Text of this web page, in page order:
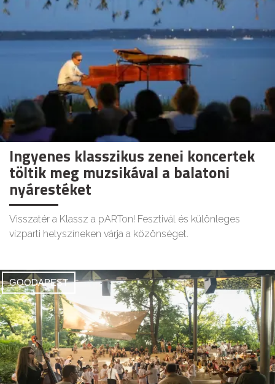
Ingyenes klasszikus zenei koncertek
töltik meg muzsikával a balatoni
nyárestéket
Visszatér a Klassz a pARTon! Fesztivál és különleges
vízparti helyszíneken várja a közönséget.
GOODAPEST